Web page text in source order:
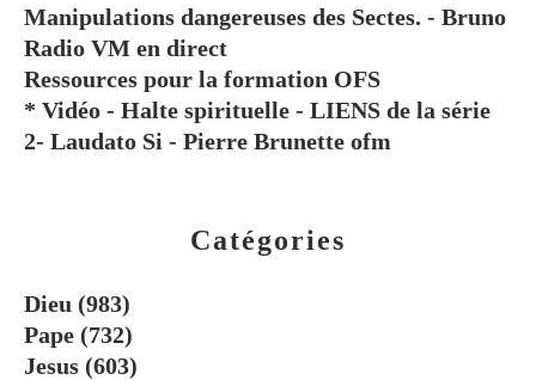
Catégories
Dieu (983)
Pape (732)
Jesus (603)
Manipulations dangereuses des Sectes. - Bruno
Radio VM en direct
Ressources pour la formation OFS
* Vidéo - Halte spirituelle - LIENS de la série
2- Laudato Si - Pierre Brunette ofm